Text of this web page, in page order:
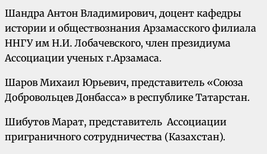
Шандра Антон Владимирович, доцент кафедры
истории и обществознания Арзамасского филиала
ННГУ им Н.И. Лобачевского, член президиума
Ассоциации ученых г.Арзамаса.
Шаров Михаил Юрьевич, представитель «Союза
Добровольцев Донбасса» в республике Татарстан.
Шибутов Марат, представитель Ассоциации
приграничного сотрудничества (Казахстан).